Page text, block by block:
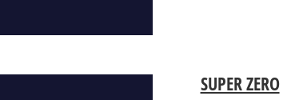
SUPER ZERO